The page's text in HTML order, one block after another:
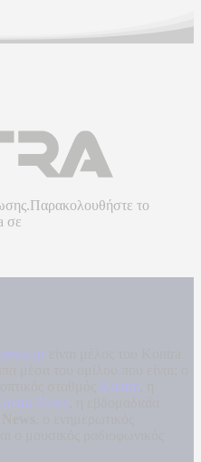
το
σε
Kontra
News